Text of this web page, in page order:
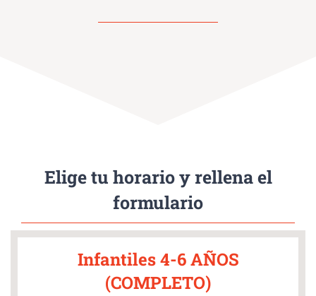
Elige tu horario y rellena el
formulario
Infantiles 4-6 AÑOS
(COMPLETO)